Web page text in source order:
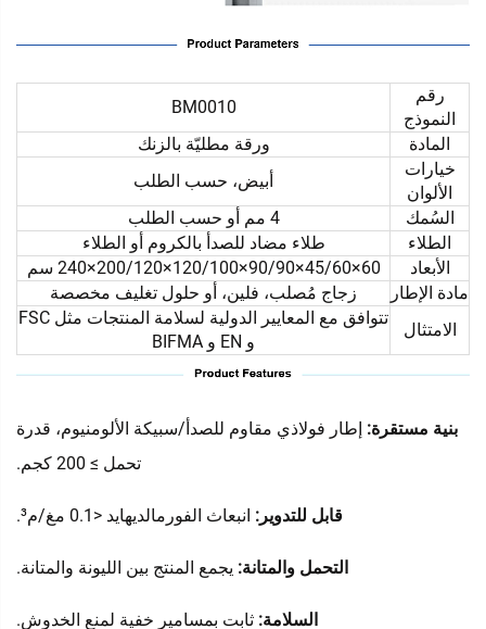
رقم
النموذج
BM0010
المادة
ورقة مطليّة بالزنك
خيارات
الألوان
أبيض، حسب الطلب
السُمك
4 مم أو حسب الطلب
الطلاء
طلاء مضاد للصدأ بالكروم أو الطلاء
الأبعاد
60×45/60×90/90×120/100×200/120×240 سم
مادة الإطار
زجاج مُصلب، فلين، أو حلول تغليف مخصصة
الامتثال
تتوافق مع المعايير الدولية لسلامة المنتجات مثل FSC
و EN و BIFMA
بنية مستقرة: إطار فولاذي مقاوم للصدأ/سبيكة الألومنيوم، قدرة
تحمل ≥ 200 كجم.
قابل للتدوير: انبعاث الفورمالديهايد <0.1 مغ/م³.
التحمل والمتانة: يجمع المنتج بين الليونة والمتانة.
السلامة: ثابت بمسامير خفية لمنع الخدوش.